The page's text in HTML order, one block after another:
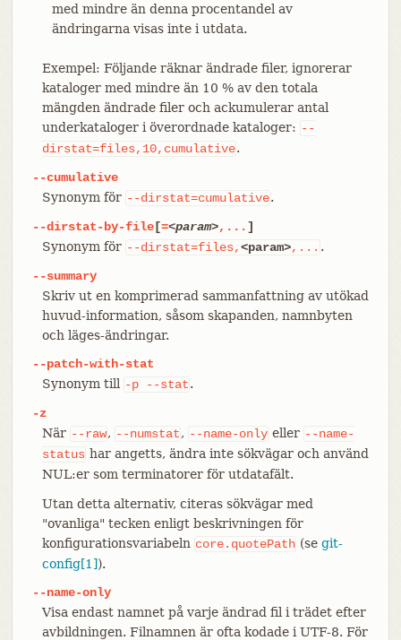
med mindre än denna procentandel av
ändringarna visas inte i utdata.
Exempel: Följande räknar ändrade filer, ignorerar
kataloger med mindre än 10 % av den totala
mängden ändrade filer och ackumulerar antal
underkataloger i överordnade kataloger: --
dirstat=files,10,cumulative.
--cumulative
Synonym för --dirstat=cumulative.
--dirstat-by-file[=<param>,...]
Synonym för --dirstat=files,<param>,... .
--summary
Skriv ut en komprimerad sammanfattning av utökad
huvud-information, såsom skapanden, namnbyten
och läges-ändringar.
--patch-with-stat
Synonym till -p --stat.
-z
När --raw, --numstat, --name-only eller --name-
status har angetts, ändra inte sökvägar och använd
NUL:er som terminatorer för utdatafält.
Utan detta alternativ, citeras sökvägar med
"ovanliga" tecken enligt beskrivningen för
konfigurationsvariabeln core.quotePath (se git-
config[1]).
--name-only
Visa endast namnet på varje ändrad fil i trädet efter
avbildningen. Filnamnen är ofta kodade i UTF-8. För